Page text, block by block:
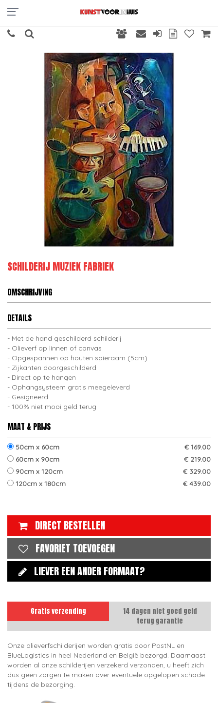
SCHILDERIJ MUZIEK FABRIEK
OMSCHRIJVING
DETAILS
Met de hand geschilderd schilderij
Olieverf op linnen of canvas
Opgespannen op houten spieraam (5cm)
Zijkanten doorgeschilderd
Direct op te hangen
Ophangsysteem gratis meegeleverd
Gesigneerd
100% niet mooi geld terug
MAAT & PRIJS
50cm x 60cm
€ 169.00
60cm x 90cm
€ 219.00
90cm x 120cm
€ 329.00
120cm x 180cm
€ 439.00
DIRECT BESTELLEN
FAVORIET TOEVOEGEN
LIEVER EEN ANDER FORMAAT?
Gratis verzending
14 dagen niet goed geld
terug garantie
Onze olieverfschilderijen worden gratis door PostNL en
BlueLogistics in heel Nederland en België bezorgd. Daarnaast
worden al onze schilderijen verzekerd verzonden, u heeft zich
dus geen zorgen te maken over eventuele opgelopen schade
tijdens de bezorging.